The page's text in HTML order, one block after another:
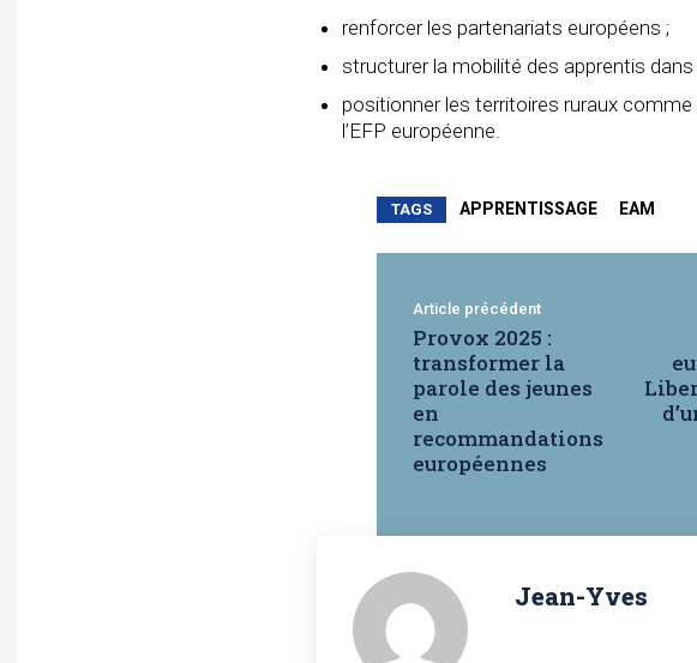
renforcer les partenariats européens ;
structurer la mobilité des apprentis
positionner les territoires ruraux
l’EFP européenne.
TAGS APPRENTISSAGE EAM
Article précédent
Provox 2025 :
transformer la
parole des jeunes
en
recommandations
européennes
Jean-Yves